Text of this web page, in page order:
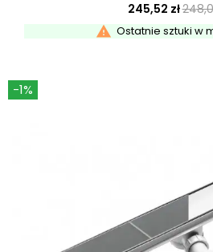
245,52 zł
 Ostatnie sztuki w
-1%